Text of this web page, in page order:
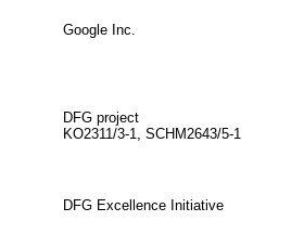
Google Inc.
DFG project
KO2311/3-1, SCHM2643/5-1
DFG Excellence Initiative